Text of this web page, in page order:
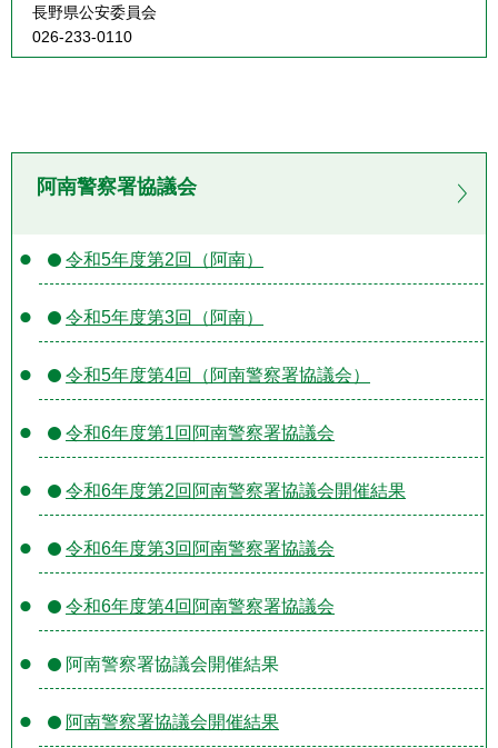
長野県公安委員会
026-233-0110
阿南警察署協議会
令和5年度第2回（阿南）
令和5年度第3回（阿南）
令和5年度第4回（阿南警察署協議会）
令和6年度第1回阿南警察署協議会
令和6年度第2回阿南警察署協議会開催結果
令和6年度第3回阿南警察署協議会
令和6年度第4回阿南警察署協議会
阿南警察署協議会開催結果
阿南警察署協議会開催結果